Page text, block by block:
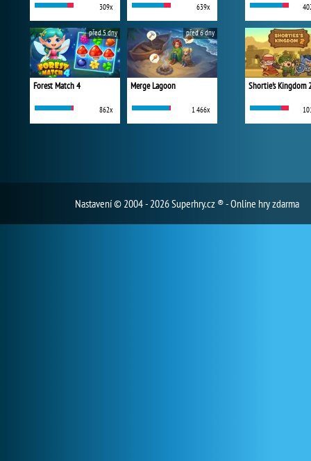
309x 639x
Forest Match 4
862x
před 5 dny
Merge Lagoon
1 466x
před 6 dny
Shortie's Kingdom
Nastavení© 2004 - 2026 Superhry.cz ® - Online hry zdarma